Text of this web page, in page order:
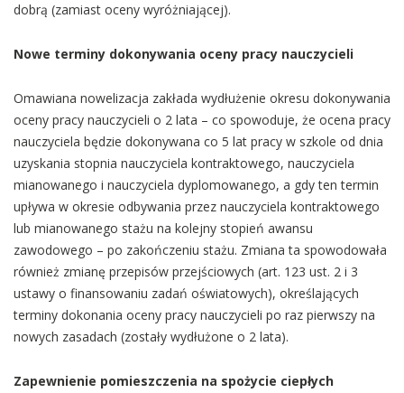
dobrą (zamiast oceny wyróżniającej).
Nowe terminy dokonywania oceny pracy nauczycieli
Omawiana nowelizacja zakłada wydłużenie okresu dokonywania
oceny pracy nauczycieli o 2 lata – co spowoduje, że ocena pracy
nauczyciela będzie dokonywana co 5 lat pracy w szkole od dnia
uzyskania stopnia nauczyciela kontraktowego, nauczyciela
mianowanego i nauczyciela dyplomowanego, a gdy ten termin
upływa w okresie odbywania przez nauczyciela kontraktowego
lub mianowanego stażu na kolejny stopień awansu
zawodowego – po zakończeniu stażu. Zmiana ta spowodowała
również zmianę przepisów przejściowych (art. 123 ust. 2 i 3
ustawy o finansowaniu zadań oświatowych), określających
terminy dokonania oceny pracy nauczycieli po raz pierwszy na
nowych zasadach (zostały wydłużone o 2 lata).
Zapewnienie pomieszczenia na spożycie ciepłych